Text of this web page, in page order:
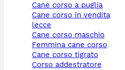
cane corso a puglia
cane corso in vendita
lecce
cane corso maschio
femmina cane corso
cane corso tigrato
corso addestratore